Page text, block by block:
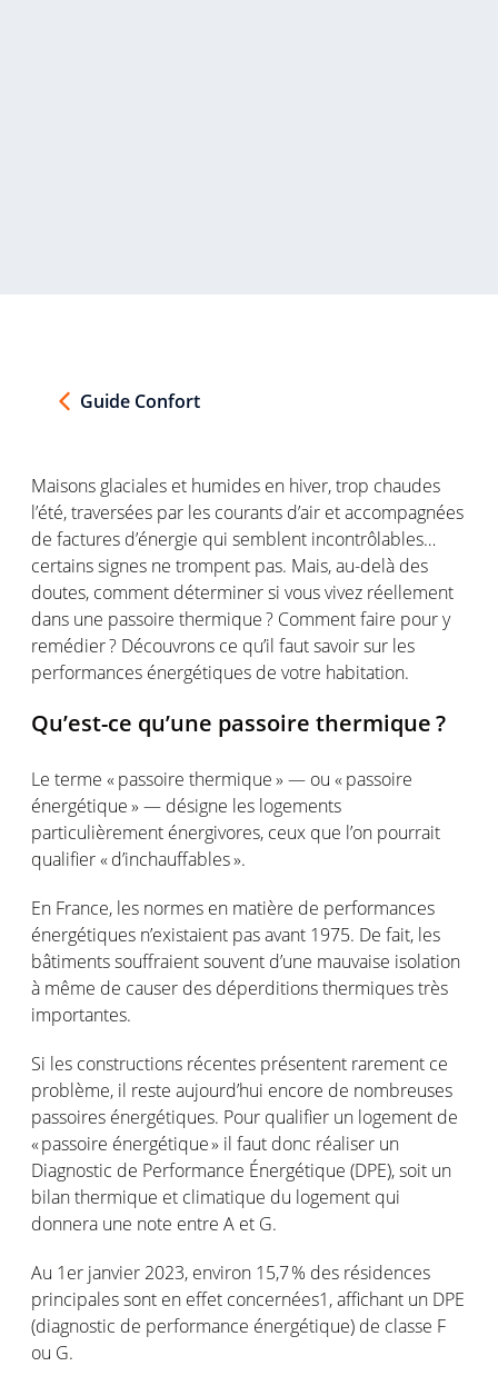
Guide Confort
Maisons glaciales et humides en hiver, trop chaudes
l’été,traversées par les courants d’air etaccompagnées
de factures d’énergie qui semblent incontrôlables…
certainssignes ne trompent pas. Mais, au-delà des
doutes, comment déterminersi vousvivez réellement
dans une passoire thermique? Comment faire pour y
remédier? Découvrons ce qu’il faut savoir sur les
performances énergétiques de votre habitation.
Qu’est-ce qu’une passoire thermique?
Le terme «passoire thermique» — ou «passoire
énergétique» — désigne les logements
particulièrement énergivores, ceux que l’on pourrait
qualifier «d’inchauffables».
En France, les normes en matière de performances
énergétiques n’existaient pasavant 1975. De fait, les
bâtimentssouffraientsouvent d’une mauvaise isolation
à même de causer des déperditionsthermiquestrès
importantes.
Si les constructions récentes présentent rarement ce
problème, il reste aujourd’hui encore de nombreuses
passoires énergétiques. Pour qualifier un logement de
«passoire énergétique» il faut donc réaliser un
Diagnostic de Performance Énergétique (DPE),soit un
bilanthermique et climatique du logement qui
donnera une note entre A et G.
Au 1er janvier 2023, environ 15,7 % des résidences
principalessont en effet concernées1,affichant un DPE
(diagnostic de performance énergétique) de classe F
ou G.